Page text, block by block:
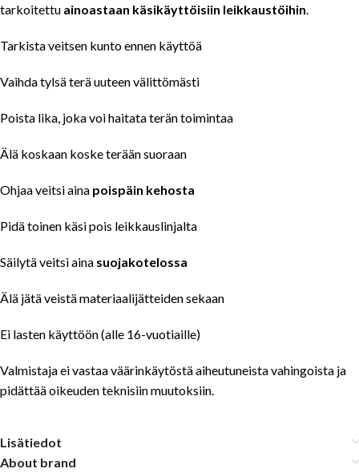
tarkoitettu ainoastaan käsikäyttöisiin leikkaustöihin.
Tarkista veitsen kunto ennen käyttöä
Vaihda tylsä terä uuteen välittömästi
Poista lika, joka voi haitata terän toimintaa
Älä koskaan koske terään suoraan
Ohjaa veitsi aina poispäin kehosta
Pidä toinen käsi pois leikkauslinjalta
Säilytä veitsi aina suojakotelossa
Älä jätä veistä materiaalijätteiden sekaan
Ei lasten käyttöön (alle 16-vuotiaille)
Valmistaja ei vastaa väärinkäytöstä aiheutuneista vahingoista ja
pidättää oikeuden teknisiin muutoksiin.
Lisätiedot
About brand